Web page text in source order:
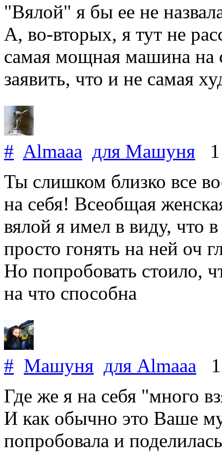
"Вялой" я бы ее не
А, во-вторых, я тут не
самая мощная машина на
заявить, что и не самая
# Almaaa для Машуня 1
Ты слишком близко все
на себя! Всеобщая
вялой я имел в виду, что
просто гонять на ней оч
Но попробовать стоило,
на что способна
# Машуня для Almaaa 1
Где же я на себя "много
И как обычно это Ваше
попробовала и